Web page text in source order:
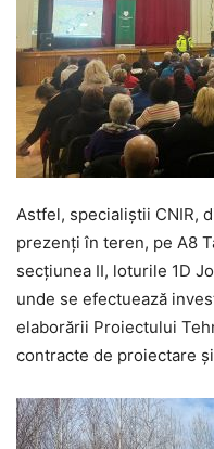
Astfel, specialiștii CNIR,
prezenți în teren, pe A8
secțiunea II, loturile 1D
unde se efectuează
elaborării Proiectului
contracte de proiectare